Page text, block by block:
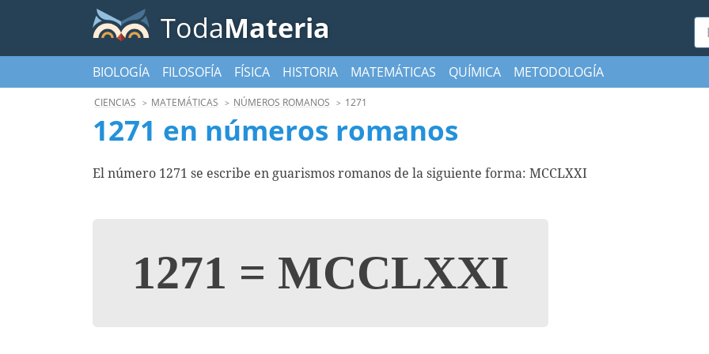
TodaMateria
BIOLOGÍA FILOSOFÍA FÍSICA HISTORIA MATEMÁTICAS QUÍMICA METODOLOGÍA
CIENCIAS MATEMÁTICAS NÚMEROS ROMANOS 1271
1271 en números romanos
El número 1271 se escribe en guarismos romanos de la siguiente forma: MCCLXXI
1271 = MCCLXXI